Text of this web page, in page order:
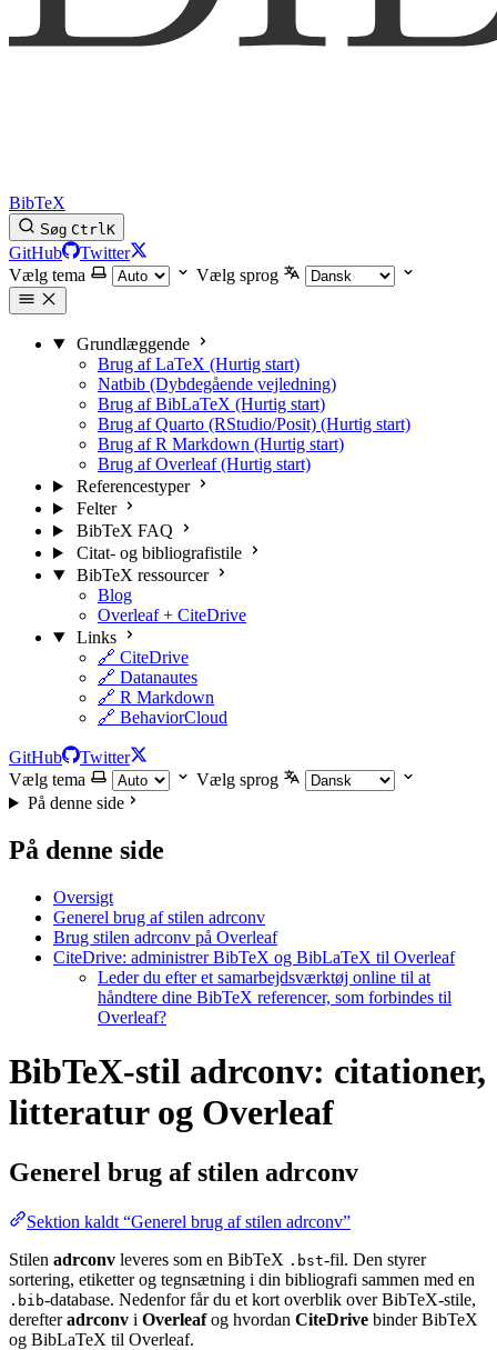
BibTeX
Søg CtrlK
GitHub
Twitter
Vælg tema
Vælg sprog
Grundlæggende
Brug af LaTeX (Hurtig start)
Natbib (Dybdegående vejledning)
Brug af BibLaTeX (Hurtig start)
Brug af Quarto (RStudio/Posit) (Hurtig start)
Brug af R Markdown (Hurtig start)
Brug af Overleaf (Hurtig start)
Referencestyper
Felter
BibTeX FAQ
Citat- og bibliografistile
BibTeX ressourcer
Blog
Overleaf + CiteDrive
Links
🔗 CiteDrive
🔗 Datanautes
🔗 R Markdown
🔗 BehaviorCloud
GitHub
Twitter
Vælg tema
Vælg sprog
På denne side
På denne side
Oversigt
Generel brug af stilen adrconv
Brug stilen adrconv på Overleaf
CiteDrive: administrer BibTeX og BibLaTeX til Overleaf
Leder du efter et samarbejdsværktøj online til at
håndtere dine BibTeX referencer, som forbindes til
Overleaf?
BibTeX-stil adrconv: citationer,
litteratur og Overleaf
Generel brug af stilen adrconv
Sektion kaldt “Generel brug af stilen adrconv”
Stilen adrconv leveres som en BibTeX .bst-fil. Den styrer
sortering, etiketter og tegnsætning i din bibliografi sammen med en
.bib-database. Nedenfor får du et kort overblik over BibTeX-stile,
derefteradrconv i Overleafog hvordan CiteDrive binder BibTeX
og BibLaTeX til Overleaf.